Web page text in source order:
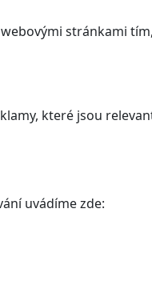
stránkami
které jsou
uvádíme zde: